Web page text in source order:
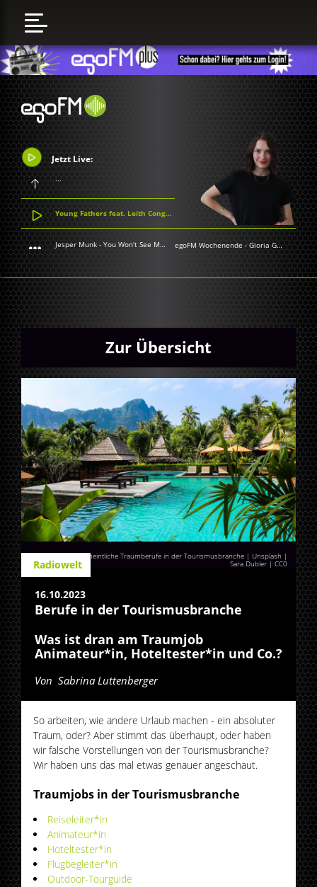
Jetzt Live:
...
Young Fathers feat. Leith Congregational Choir - Only God Knows
Jesper Munk - You Won't See Me Go egoFM Wochenende -Gloria Grünwald
Zur Übersicht
Wahre oder nur vermeintliche Traumberufe in der Tourismusbranche | Unsplash |
Sara Dubler |CC0
Radiowelt
16.10.2023
Berufe in der Tourismusbranche
Was ist dran am Traumjob
Animateur*in, Hoteltester*in und Co.?
Von Sabrina Luttenberger
So arbeiten, wie andere Urlaub machen - ein absoluter
Traum, oder? Aber stimmt das überhaupt, oder haben
wir falsche Vorstellungen von der Tourismusbranche?
Wir haben uns das mal etwas genauer angeschaut.
Traumjobs in der Tourismusbranche
Reiseleiter*in
Animateur*in
Hoteltester*in
Flugbegleiter*in
Outdoor-Tourguide